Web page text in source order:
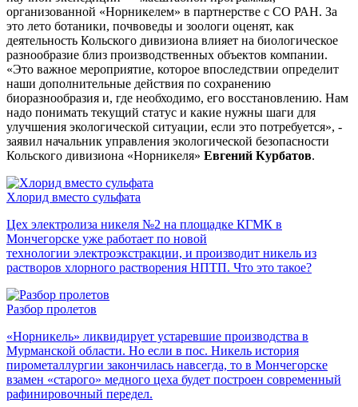
организованной «Норникелем» в партнерстве с СО РАН. За
это лето ботаники, почвоведы и зоологи оценят, как
деятельность Кольского дивизиона влияет на биологическое
разнообразие близ производственных объектов компании.
«Это важное мероприятие, которое впоследствии определит
наши дополнительные действия по сохранению
биоразнообразия и, где необходимо, его восстановлению. Нам
надо понимать текущий статус и какие нужны шаги для
улучшения экологической ситуации, если это потребуется», -
заявил начальник управления экологической безопасности
Кольского дивизиона «Норникеля» Евгений Курбатов.
Хлорид вместо сульфата
Цех электролиза никеля №2 на площадке КГМК в
Мончегорске уже работает по новой
технологии электроэкстракции, и производит никель из
растворов хлорного растворения НПТП. Что это такое?
Разбор пролетов
«Норникель» ликвидирует устаревшие производства в
Мурманской области. Но если в пос. Никель история
пирометаллургии закончилась навсегда, то в Мончегорске
взамен «старого» медного цеха будет построен современный
рафинировочный передел.